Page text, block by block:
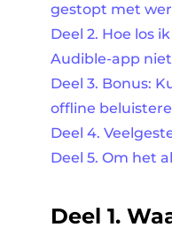
gestopt met
Deel 2. Hoe los
Audible-app
Deel 3. Bonus:
offline
Deel 4.
Deel 5. Om het
Deel 1.